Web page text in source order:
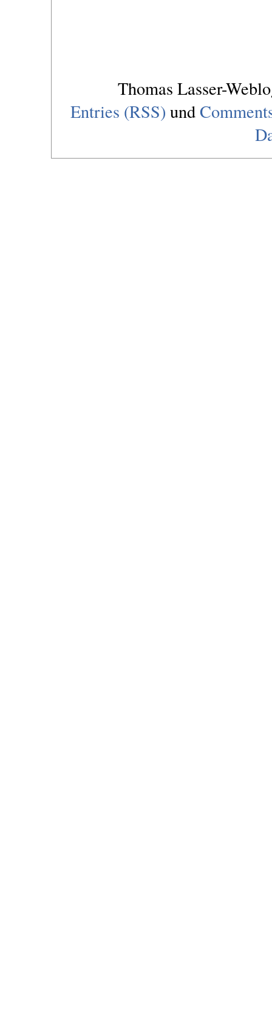
Thomas Lasser-
Entries (RSS) und